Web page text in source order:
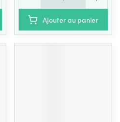
Ajouter au panier